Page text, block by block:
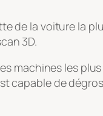
de la voiture la
3D.
machines les
capable de